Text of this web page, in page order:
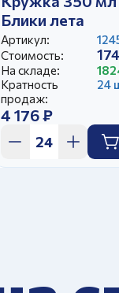
Блики лета
Артикул:
Стоимость:
На складе:
Кратность
продаж:
24
4 176 ₽